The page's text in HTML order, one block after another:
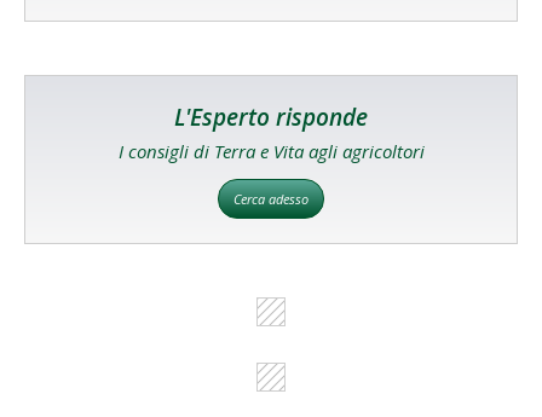
L'Esperto risponde
I consigli di Terra e Vita agli agricoltori
Cerca adesso